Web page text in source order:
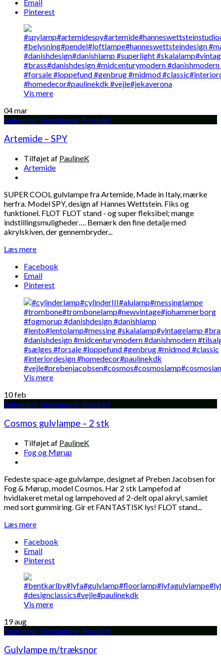
Email
Pinterest
Vis mere
04mar
Belysning Gulvlamper, Produkt
Artemide – SPY
Tilføjet af PaulineK
Artemide
SUPER COOL gulvlampe fra Artemide, Made in Italy, mærke
herfra. Model SPY, design af Hannes Wettstein. Fiks og
funktionel. FLOT FLOT stand - og super fleksibel; mange
indstillingsmuligheder…. Bemærk den fine detalje med
akrylskiven, der gennembryder...
Læs mere
Facebook
Email
Pinterest
Vis mere
10feb
Belysning Gulvlamper, Produkt
Cosmos gulvlampe – 2 stk
Tilføjet af PaulineK
Fog og Mørup
Fedeste space-age gulvlampe, designet af Preben Jacobsen for
Fog & Mørup, model Cosmos. Har 2 stk Lampefod af
hvidlakeret metal og lampehoved af 2-delt opal akryl, samlet
med sort gummiring. Gir et FANTASTISK lys! FLOT stand...
Læs mere
Facebook
Email
Pinterest
Vis mere
19aug
Belysning Gulvlamper, Produkt
Gulvlampe m/træksnor